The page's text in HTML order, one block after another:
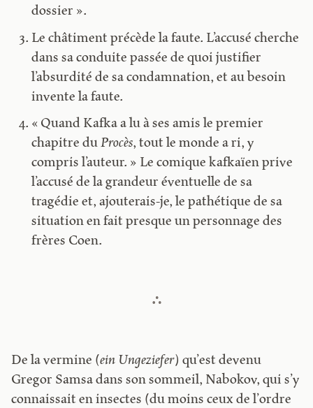
dossier ».
Le châtiment précède la faute. L’accusé cherche
dans sa conduite passée de quoi justifier
l’absurdité de sa condamnation, et au besoin
invente la faute.
« Quand Kafka a lu à ses amis le premier
chapitre duProcès, tout le monde a ri, y
compris l’auteur. » Le comique kafkaïen prive
l’accusé de la grandeur éventuelle de sa
tragédie et, ajouterais-je, le pathétique de sa
situation en fait presque un personnage des
frères Coen.
De la vermine (ein Ungeziefer) qu’est devenu
Gregor Samsa dans son sommeil, Nabokov, qui s’y
connaissait en insectes (du moins ceux de l’ordre